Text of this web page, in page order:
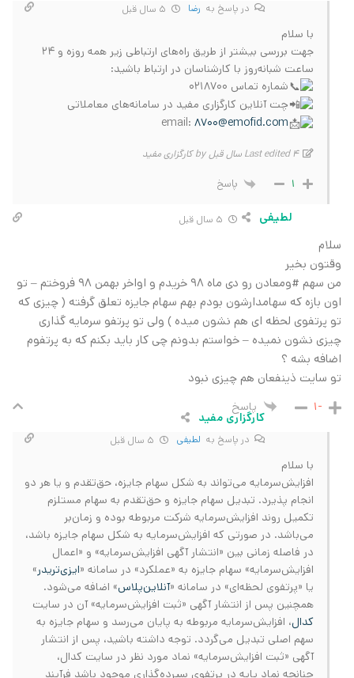
در پاسخ به رضا
با سلام
جهت بررسی بیشتر از طریق راه‌های ارتباطی زیر همه روزه و ۲۴
ساعت شبانه‌روز با کارشناسان در ارتباط باشید:
شماره تماس ۰۲۱۸۷۰۰
چت آنلاین کارگزاری مفید در سامانه‌های معاملاتی
email:8700@emofid.com
Last edited 4 سال قبل by کارگزاری مفید
1 پاسخ
لطیفی
سلام
وقتون بخیر
من سهم #ومعادن رو دی ماه 98 خریدم و اواخر بهمن 98 فروختم – تو
اون بازه که سهامدارشون بودم بهم سهام جایزه تعلق گرفته ( چیزی که
تو پرتفوی لحظه ای هم نشون میده ) ولی تو پرتفو سرمایه گذاری
چیزی نشون نمیده – خواستم بدونم چی کار باید بکنم که به پرتفوم
اضافه بشه ؟
تو سایت ذینفعان هم چیزی نبود
-1 پاسخ
کارگزاری مفید
در پاسخ به لطیفی
با سلام
افزایش‌سرمایه می‌تواند به شکل سهام جایزه، حق‌تقدم و یا هر دو
انجام پذیرد. تبدیل سهام جایزه و حق‌تقدم به سهام مستلزم
تکمیل روند افزایش‌سرمایه شرکت مربوطه بوده و زمان‌بر
می‌باشد. در صورتی که افزایش‌سرمایه به شکل سهام جایزه باشد،
در فاصله زمانی بین «انتشار آگهی افزایش‌سرمایه» و «اعمال
افزایش‌سرمایه» سهام جایزه به «عملکرد» در سامانه «ایزی‌تریدر»
یا «پرتفوی لحظه‌ای» در سامانه «آنلاین‌پلاس» اضافه می‌شود.
همچنین پس از انتشار آگهی «ثبت افزایش‌سرمایه» آن در سایت
کدال، افزایش‌سرمایه مربوطه به پایان می‌رسد و سهام جایزه به
سهم اصلی تبدیل می‌گردد. توجه داشته باشید، پس از انتشار
آگهی «ثبت افزایش‌سرمایه» نماد مورد نظر در سایت کدال،
چنانچه نماد پایه در پرتفوی سپرده‌گذاری موجود باشد فرآیند